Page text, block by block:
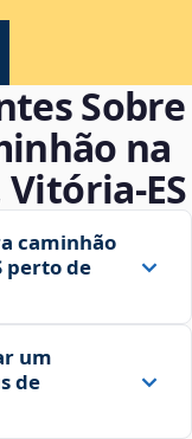
Sobre
na
caminhão
perto de
um
de